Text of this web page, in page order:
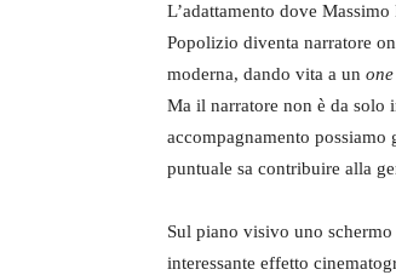
L’adattamento dove
Popolizio diventa narratore
moderna, dando vita a un
Ma il narratore non è da solo
accompagnamento
puntuale sa contribuire alla
Sul piano visivo uno
interessante effetto